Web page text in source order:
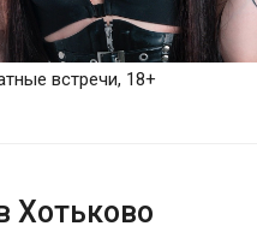
встречи, 18+
Хотьково